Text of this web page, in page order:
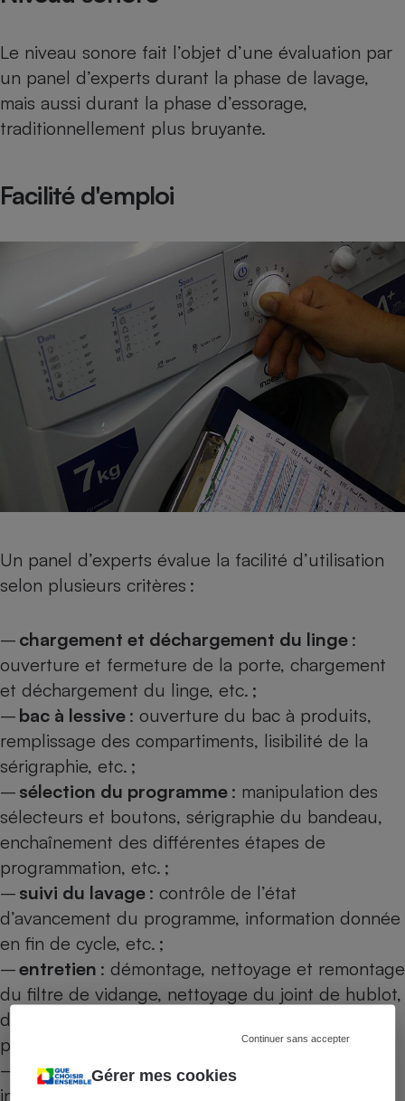
Gérer mes cookies
Continuer sans accepter
Le niveau sonore fait l’objet d’une évaluation par
un panel d’experts durant la phase de lavage,
mais aussi durant la phase d’essorage,
traditionnellement plus bruyante.
Facilité d'emploi
Un panel d’experts évalue la facilité d’utilisation
selon plusieurs critères :
– chargement et déchargement du linge :
ouverture et fermeture de la porte, chargement
et déchargement du linge, etc. ;
– bac à lessive : ouverture du bac à produits,
remplissage des compartiments, lisibilité de la
sérigraphie, etc. ;
– sélection du programme : manipulation des
sélecteurs et boutons, sérigraphie du bandeau,
enchaînement des différentes étapes de
programmation, etc. ;
– suivi du lavage : contrôle de l’état
d’avancement du programme, information donnée
en fin de cycle, etc. ;
–entretien : démontage, nettoyage et remontage
du filtre de vidange, nettoyage du joint de hublot,
démontage, nettoyage et remontage du bac à
produits, etc. ;
–
mode d’emploi: contenu et clarté des
informations fournies (texte et schémas).